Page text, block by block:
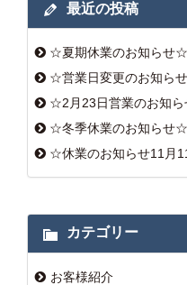
最近の投稿
☆夏期休業のお知らせ☆
☆営業日変更のお知ら
☆2月23日営業のお知
☆冬季休業のお知らせ☆
☆休業のお知らせ11月
カテゴリー
お客様紹介